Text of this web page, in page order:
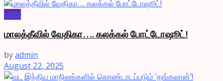
stills
மாலத்தீவில் வேதிகா…. கலக்கல் போட்டோஷூட்!
byadmin
August 22, 2025